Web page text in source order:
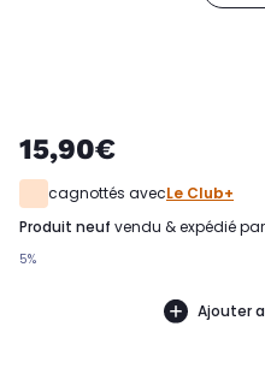
15,90€
cagnottés avecLe Club+
produit neuf vendu & expédié par
5%
Ajouter